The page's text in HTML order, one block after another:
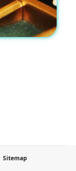
Sitemap